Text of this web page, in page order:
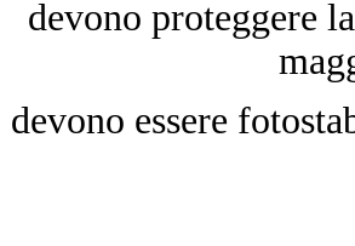
devono proteggere
devono essere